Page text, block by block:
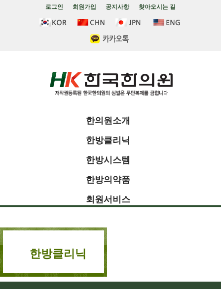
로그인 회원가입 공지사항 찾아오시는 길
한의원소개
한방클리닉
한방시스템
한방의약품
회원서비스
한방클리닉